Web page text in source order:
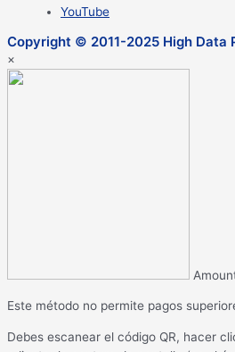
YouTube
Copyright © 2011-2025 High Data
×
Este método no permite pagos
Debes escanear el código QR, hacer